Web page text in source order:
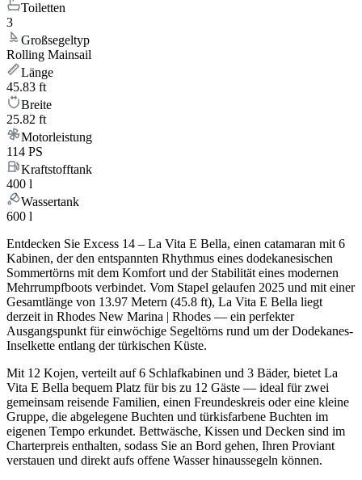
Toiletten
3
Großsegeltyp
Rolling Mainsail
Länge
45.83 ft
Breite
25.82 ft
Motorleistung
114 PS
Kraftstofftank
400 l
Wassertank
600 l
Entdecken Sie Excess 14 – La Vita E Bella, einen catamaran mit 6
Kabinen, der den entspannten Rhythmus eines dodekanesischen
Sommertörns mit dem Komfort und der Stabilität eines modernen
Mehrrumpfboots verbindet. Vom Stapel gelaufen 2025 und mit einer
Gesamtlänge von 13.97 Metern (45.8 ft), La Vita E Bella liegt
derzeit in Rhodes New Marina | Rhodes — ein perfekter
Ausgangspunkt für einwöchige Segeltörns rund um der Dodekanes-
Inselkette entlang der türkischen Küste.
Mit 12 Kojen, verteilt auf 6 Schlafkabinen und 3 Bäder, bietet La
Vita E Bella bequem Platz für bis zu 12 Gäste — ideal für zwei
gemeinsam reisende Familien, einen Freundeskreis oder eine kleine
Gruppe, die abgelegene Buchten und türkisfarbene Buchten im
eigenen Tempo erkundet. Bettwäsche, Kissen und Decken sind im
Charterpreis enthalten, sodass Sie an Bord gehen, Ihren Proviant
verstauen und direkt aufs offene Wasser hinaussegeln können.